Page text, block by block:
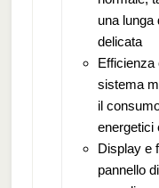
una lunga
delicata
Efficienza
sistema
il
energetici
Display e
pannello